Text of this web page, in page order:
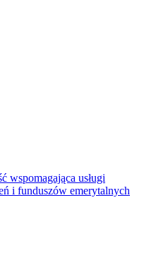
wspomagająca usługi
i funduszów emerytalnych